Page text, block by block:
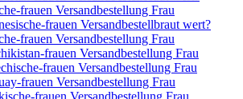
frauen Versandbestellung Frau
frauen Versandbestellbraut wert?
frauen Versandbestellung Frau
frauen Versandbestellung Frau
frauen Versandbestellung Frau
frauen Versandbestellung Frau
frauen Versandbestellung Frau